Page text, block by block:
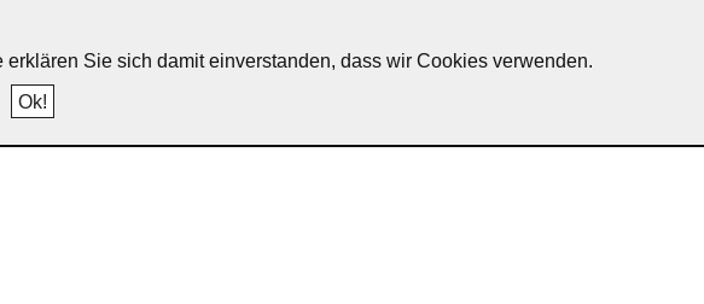
Sie sich damit einverstanden, dass wir Cookies verwenden.
Ok!